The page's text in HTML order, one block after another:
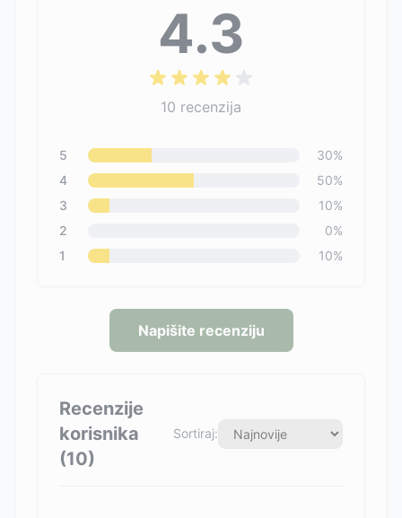
4.3
10 recenzija
5 30%
4
50%
3
10%
2
0%
1
10%
Napišite recenziju
Recenzije
korisnika
(10)
Sortiraj: